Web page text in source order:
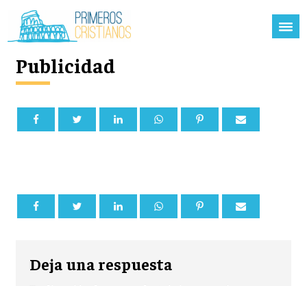
Publicidad
Deja una respuesta